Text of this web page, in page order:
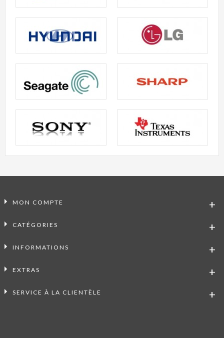
MON COMPTE
CATÉGORIES
INFORMATIONS
EXTRAS
SERVICE À LA CLIENTÈLE